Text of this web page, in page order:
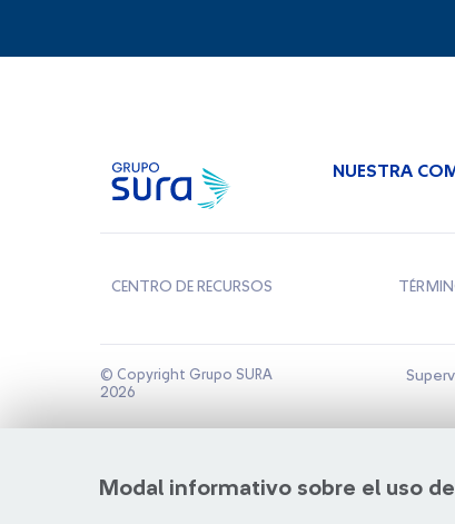
Modal informativo sobre el uso
NUESTRA
CENTRO DE RECURSOS
© Copyright Grupo SURA
2026